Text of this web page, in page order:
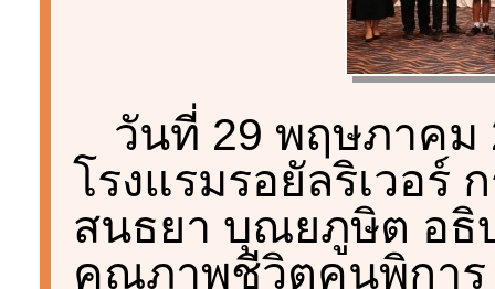
วันที่ 29 พฤษภาคม
โรงแรมรอยัลริเวอร์
สนธยา บุณยภูษิต อธิ
คุณภาพชีวิตคนพิการ